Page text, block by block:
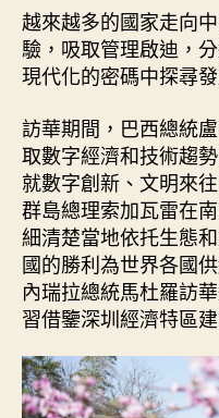
越來越多的國家走向
驗，吸取管理啟迪，
現代化的密碼中探尋
訪華期間，巴西總統
取數字經濟和技術趨
就數字創新、文明來
群島總理索加瓦雷在
細清楚當地依托生態
國的勝利為世界各國
內瑞拉總統馬杜羅訪
習借鑒深圳經濟特區